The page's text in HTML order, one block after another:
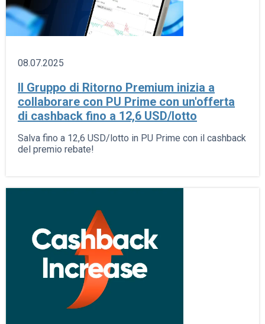
08.07.2025
Il Gruppo di Ritorno Premium inizia a
collaborare con PU Prime con un'offerta
di cashback fino a 12,6 USD/lotto
Salva fino a 12,6 USD/lotto in PU Prime con il cashback
del premio rebate!